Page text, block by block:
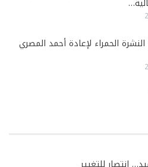
الحمراء لإعادة أحمد المصري